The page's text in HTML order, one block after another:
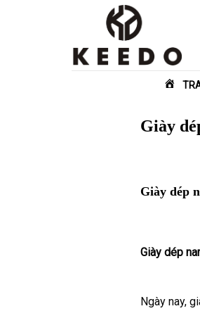
Giày
Giày dép
Giày dép
Ngày nay,